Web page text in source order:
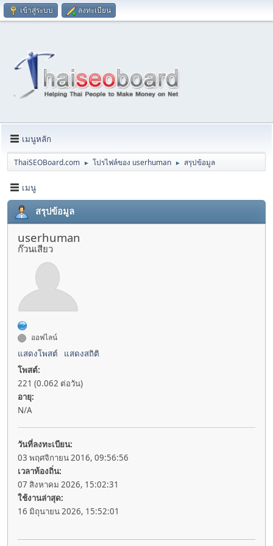
เข้าสู่ระบบ ลงทะเบียน
เมนูหลัก
ThaiSEOBoard.com ► โปรไฟล์ของ userhuman ► สรุปข้อมูล
เมนู
สรุปข้อมูล
userhuman
ก๊วนเสียว
ออฟไลน์
แสดงโพสต์
แสดงสถิติ
โพสต์:
221 (0.062 ต่อวัน)
อายุ:
N/A
วันที่ลงทะเบียน:
03 พฤศจิกายน 2016, 09:56:56
เวลาท้องถิ่น:
07 สิงหาคม 2026, 15:02:31
ใช้งานล่าสุด:
16 มิถุนายน 2026, 15:52:01